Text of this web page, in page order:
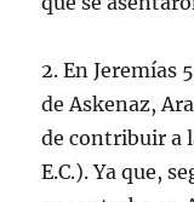
2. En Jeremí­as
de Askenaz,
de contribuir a
E.C.). Ya que,